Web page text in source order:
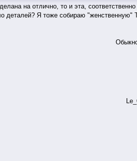
на отлично, то и эта,
деталей? Я тоже собираю "женственную"